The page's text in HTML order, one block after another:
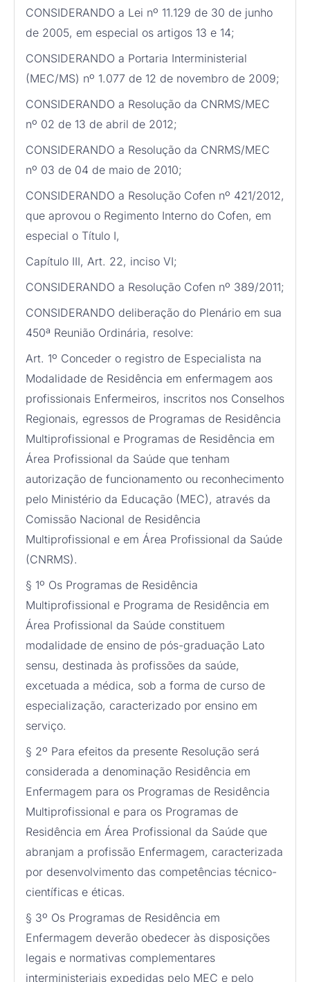
CONSIDERANDO a Lei nº 11.129 de 30 de junho
de 2005, em especial os artigos 13 e 14;
CONSIDERANDO a Portaria Interministerial
(MEC/MS) nº 1.077 de 12 de novembro de 2009;
CONSIDERANDO a Resolução da CNRMS/MEC
nº 02 de 13 de abril de 2012;
CONSIDERANDO a Resolução da CNRMS/MEC
nº 03 de 04 de maio de 2010;
CONSIDERANDO a Resolução Cofen nº 421/2012,
que aprovou o Regimento Interno do Cofen, em
especial o Título I,
Capítulo III, Art. 22, inciso VI;
CONSIDERANDO a Resolução Cofen nº 389/2011;
CONSIDERANDO deliberação do Plenário em sua
450ª Reunião Ordinária, resolve:
Art. 1º Conceder o registro de Especialista na
Modalidade de Residência em enfermagem aos
profissionais Enfermeiros, inscritos nos Conselhos
Regionais, egressos de Programas de Residência
Multiprofissional e Programas de Residência em
Área Profissional da Saúde que tenham
autorização de funcionamento ou reconhecimento
pelo Ministério da Educação (MEC), através da
Comissão Nacional de Residência
Multiprofissional e em Área Profissional da Saúde
(CNRMS).
§ 1º Os Programas de Residência
Multiprofissional e Programa de Residência em
Área Profissional da Saúde constituem
modalidade de ensino de pós-graduação Lato
sensu, destinada às profissões da saúde,
excetuada a médica, sob a forma de curso de
especialização, caracterizado por ensino em
serviço.
§ 2º Para efeitos da presente Resolução será
considerada a denominação Residência em
Enfermagem para os Programas de Residência
Multiprofissional e para os Programas de
Residência em Área Profissional da Saúde que
abranjam a profissão Enfermagem, caracterizada
por desenvolvimento das competências técnico-
científicas e éticas.
§ 3º Os Programas de Residência em
Enfermagem deverão obedecer às disposições
legais e normativas complementares
interministeriais expedidas pelo MEC e pelo